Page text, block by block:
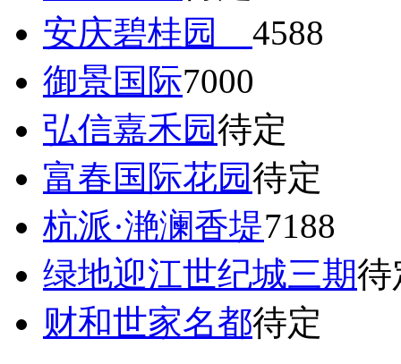
安庆碧桂园 4588
御景国际7000
弘信嘉禾园待定
富春国际花园待定
杭派·滟澜香堤7188
绿地迎江世纪城三期待
财和世家名都待定